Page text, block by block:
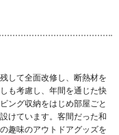
して全面改修し、断熱材を
も考慮し、年間を通じた快
ング収納をはじめ部屋ごと
けています。客間だった和
趣味のアウトドアグッズを